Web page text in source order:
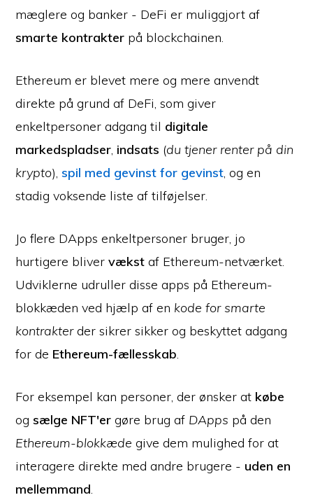
mæglere og banker - DeFi er muliggjort af
smarte kontrakter på blockchainen.
Ethereum er blevet mere og mere anvendt
direkte på grund af DeFi, som giver
enkeltpersoner adgang til digitale
markedspladser, indsats (du tjener renter på din
krypto),spil med gevinst for gevinst, og en
stadig voksende liste af tilføjelser.
Jo flere DApps enkeltpersoner bruger, jo
hurtigere blivervækst af Ethereum-netværket.
Udviklerne udruller disse apps på Ethereum-
blokkæden ved hjælp af en kode for smarte
kontrakterder sikrer sikker og beskyttet adgang
for de Ethereum-fællesskab.
For eksempel kan personer, der ønsker at købe
ogsælge NFT'er gøre brug af DApps på den
Ethereum-blokkæde give dem mulighed for at
interagere direkte med andre brugere - uden en
mellemmand.